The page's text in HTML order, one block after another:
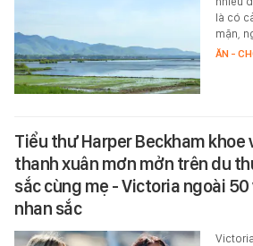
là có
mặn,
ĂN -
Tiểu thư Harper Beckham khoe
thanh xuân mơn mởn trên du
sắc cùng mẹ - Victoria ngoài
nhan sắc